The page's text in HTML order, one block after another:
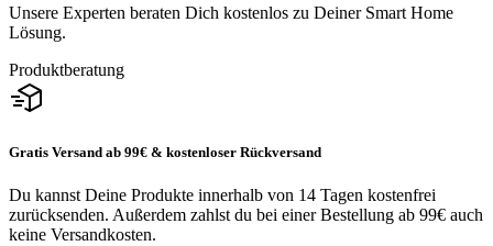
Unsere Experten beraten Dich kostenlos zu Deiner Smart Home
Lösung.
Produktberatung
Gratis Versand ab 99€ & kostenloser Rückversand
Du kannst Deine Produkte innerhalb von 14 Tagen kostenfrei
zurücksenden. Außerdem zahlst du bei einer Bestellung ab 99€ auch
keine Versandkosten.